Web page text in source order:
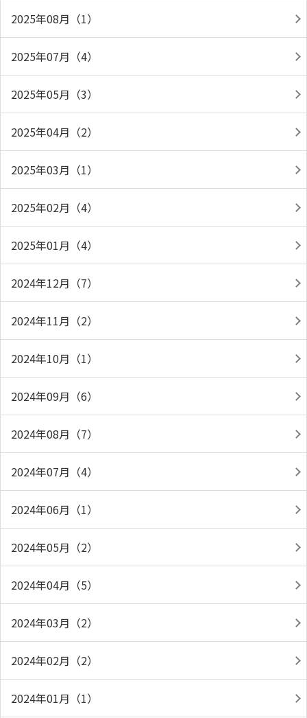
2025年08月（1）
2025年07月（4）
2025年05月（3）
2025年04月（2）
2025年03月（1）
2025年02月（4）
2025年01月（4）
2024年12月（7）
2024年11月（2）
2024年10月（1）
2024年09月（6）
2024年08月（7）
2024年07月（4）
2024年06月（1）
2024年05月（2）
2024年04月（5）
2024年03月（2）
2024年02月（2）
2024年01月（1）